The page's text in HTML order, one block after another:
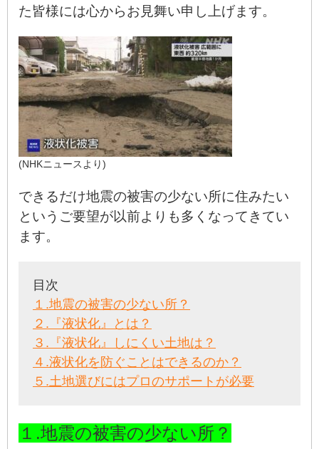
た皆様には心からお見舞い申し上げます。
(NHKニュースより)
できるだけ地震の被害の少ない所に住みたい
というご要望が以前よりも多くなってきてい
ます。
目次
１.地震の被害の少ない所？
２.『液状化』とは？
３.『液状化』しにくい土地は？
４.液状化を防ぐことはできるのか？
５.土地選びにはプロのサポートが必要
１.地震の被害の少ない所？